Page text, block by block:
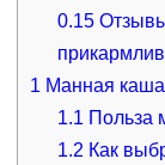
0.15
1 Манная
1.1 Польза
1.2 Как